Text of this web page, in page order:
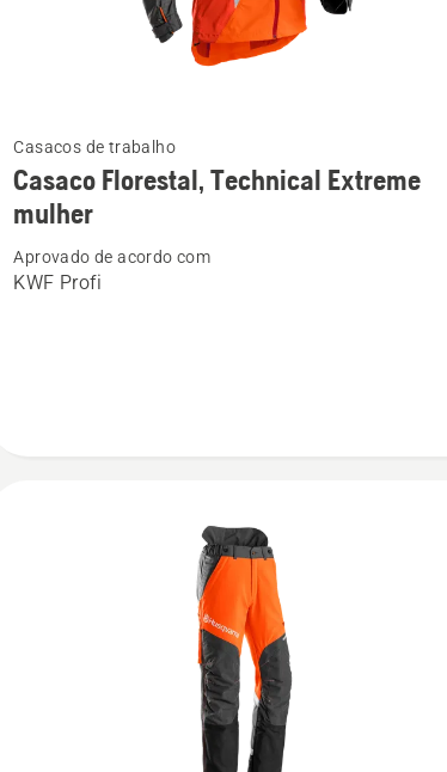
mais
detalhes
sobre
Casaco
Casacos de trabalho
Casaco Florestal, Technical Extreme
mulher
Aprovado de acordo com
KWF Profi